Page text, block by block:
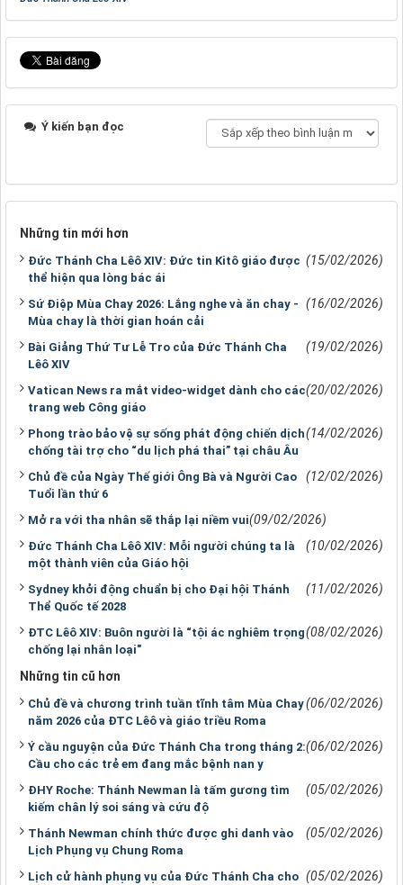
Ý kiến bạn đọc
Những tin mới hơn
Đức Thánh Cha Lêô XIV: Đức tin Kitô giáo được
thể hiện qua lòng bác ái
(15/02/2026)
Sứ Điệp Mùa Chay 2026: Lắng nghe và ăn chay -
Mùa chay là thời gian hoán cải
(16/02/2026)
Bài Giảng Thứ Tư Lễ Tro của Đức Thánh Cha
Lêô XIV
(19/02/2026)
Vatican News ra mắt video-widget dành cho các
trang web Công giáo
(20/02/2026)
Phong trào bảo vệ sự sống phát động chiến dịch
chống tài trợ cho “du lịch phá thai” tại châu Âu
(14/02/2026)
Chủ đề của Ngày Thế giới Ông Bà và Người Cao
Tuổi lần thứ 6
(12/02/2026)
Mở ra với tha nhân sẽ thắp lại niềm vui(09/02/2026)
Đức Thánh Cha Lêô XIV: Mỗi người chúng ta là
một thành viên của Giáo hội
(10/02/2026)
Sydney khởi động chuẩn bị cho Đại hội Thánh
Thể Quốc tế 2028
(11/02/2026)
ĐTC Lêô XIV: Buôn người là “tội ác nghiêm trọng
chống lại nhân loại"
(08/02/2026)
Những tin cũ hơn
Chủ đề và chương trình tuần tĩnh tâm Mùa Chay
năm 2026 của ĐTC Lêô và giáo triều Roma
(06/02/2026)
Ý cầu nguyện của Đức Thánh Cha trong tháng 2:
Cầu cho các trẻ em đang mắc bệnh nan y
(06/02/2026)
ĐHY Roche: Thánh Newman là tấm gương tìm
kiếm chân lý soi sáng và cứu độ
(05/02/2026)
Thánh Newman chính thức được ghi danh vào
Lịch Phụng vụ Chung Roma
(05/02/2026)
Lịch cử hành phụng vụ của Đức Thánh Cha cho (05/02/2026)